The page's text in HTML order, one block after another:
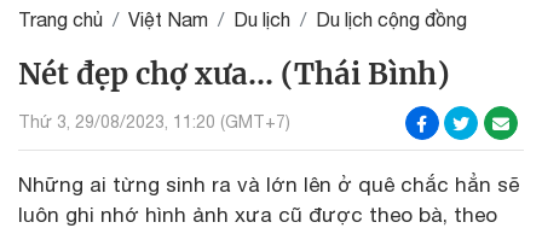
Trang chủ Việt Nam Du lịch Du lịch cộng đồng
Nét đẹp chợ xưa… (Thái Bình)
Thứ 3, 29/08/2023, 11:20 (GMT+7)
Những ai từng sinh ra và lớn lên ở quê chắc hẳn sẽ
luôn ghi nhớ hình ảnh xưa cũ được theo bà, theo